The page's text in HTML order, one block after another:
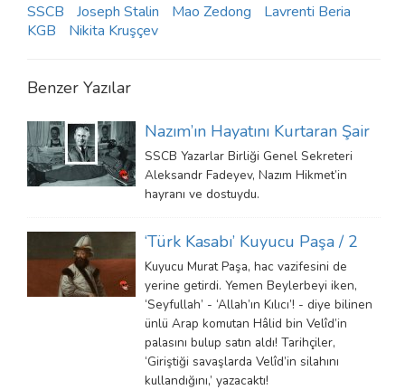
SSCB Joseph Stalin Mao Zedong
Lavrenti Beria
KGB
Nikita Kruşçev
Benzer Yazılar
Nazım’ın Hayatını Kurtaran Şair
SSCB Yazarlar Birliği Genel Sekreteri
Aleksandr Fadeyev, Nazım Hikmet’in
hayranı ve dostuydu.
‘Türk Kasabı’ Kuyucu Paşa / 2
Kuyucu Murat Paşa, hac vazifesini de
yerine getirdi. Yemen Beylerbeyi iken,
‘Seyfullah’ - ‘Allah’ın Kılıcı’! - diye bilinen
ünlü Arap komutan Hâlid bin Velîd’in
palasını bulup satın aldı! Tarihçiler,
‘Giriştiği savaşlarda Velîd’in silahını
kullandığını,’ yazacaktı!